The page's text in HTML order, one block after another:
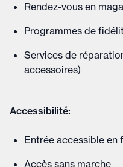
Rendez-vous en
Programmes de
Services de
accessoires)
Accessibilité:
Entrée accessible en
Accès sans marche